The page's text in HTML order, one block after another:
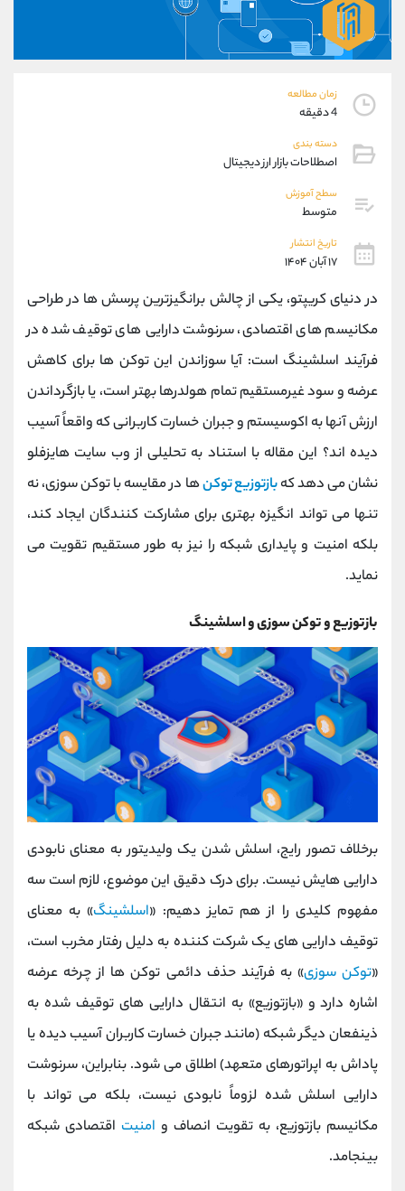
زمان مطالعه
4 دقیقه
دسته بندی
اصطلاحات بازار ارز دیجیتال
سطح آموزش
متوسط
تاریخ انتشار
۱۷ آبان ۱۴۰۴
در دنیای کریپتو، یکی از چالش ‌برانگیزترین پرسش ‌ها در طراحی
مکانیسم ‌های اقتصادی، سرنوشت دارایی‌ های توقیف ‌شده در
فرآیند اسلشینگ است: آیا سوزاندن این توکن ‌ها برای کاهش
عرضه و سود غیرمستقیم تمام هولدرها بهتر است، یا بازگرداندن
ارزش آنها به اکوسیستم و جبران خسارت کاربرانی که واقعاً آسیب
دیده ‌اند؟ این مقاله با استناد به تحلیلی از وب ‌سایت هایزفلو
نشان می ‌دهد کهبازتوزیع توکن‌ها در مقایسه با توکن ‌سوزی، نه
‌تنها می ‌تواند انگیزه‌ بهتری برای مشارکت ‌کنندگان ایجاد کند،
بلکه امنیت و پایداری شبکه را نیز به ‌طور مستقیم تقویت می
‌نماید.
بازتوزیع و توکن سوزی و اسلشینگ
برخلاف تصور رایج، اسلش شدن یک ولیدیتور به معنای نابودی
دارایی ‌هایش نیست. برای درک دقیق این موضوع، لازم است سه
مفهوم کلیدی را از هم تمایز دهیم: «اسلشینگ» به معنای
توقیف دارایی ‌های یک شرکت ‌کننده به دلیل رفتار مخرب است،
«توکن‌ سوزی» به فرآیند حذف دائمی توکن ‌ها از چرخه عرضه
اشاره دارد و «بازتوزیع» به انتقال دارایی‌ های توقیف ‌شده به
ذینفعان دیگر شبکه (مانند جبران خسارت کاربران آسیب دیده یا
پاداش به اپراتورهای متعهد) اطلاق می‌ شود. بنابراین، سرنوشت
دارایی اسلش‌ شده لزوماً نابودی نیست، بلکه می‌ تواند با
مکانیسم بازتوزیع، به تقویت انصاف و امنیت اقتصادی شبکه
بینجامد.
واتساپ
تلگرام
پشتیبان فروش
موبایل
اطلاعات تماس
تلفن 021-22021030
021-22021040
بدون پیش شماره
اینستاگرام @alireza.mehrabii
کانال تلگرام @alirezamehrabi_com
@alirezamehrabi_official